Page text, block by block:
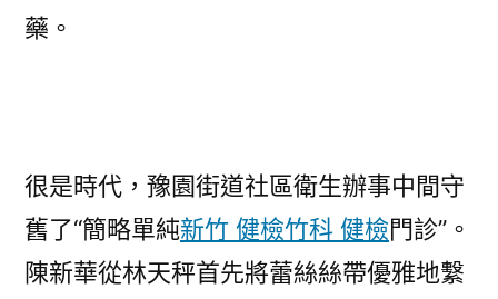
藥。
很是時代，豫園街道社區衛生辦事中間守
舊了“簡略單純新竹 健檢竹科 健檢門診”。
陳新華從林天秤首先將蕾絲絲帶優雅地繫